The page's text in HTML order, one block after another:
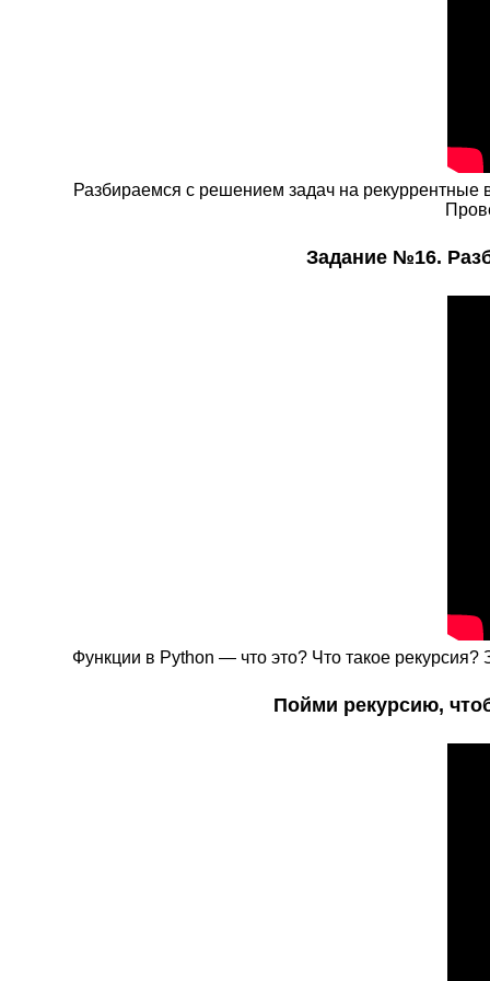
Разбираемся с решением задач на
Задание №16.
Функции в Python — что это? Что такое
Пойми рекурсию,